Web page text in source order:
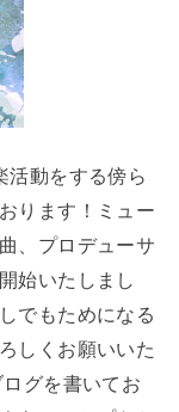
活動をする傍ら
ります！ミュー
、プロデューサ
始いたしまし
でもためになる
しくお願いいた
グを書いてお